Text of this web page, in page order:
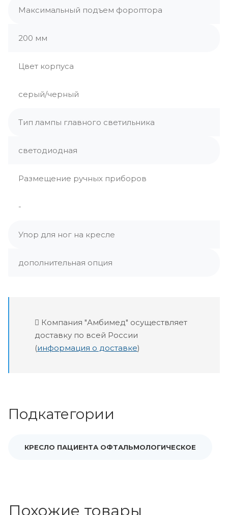
Максимальный подъем фороптора
200 мм
Цвет корпуса
серый/черный
Тип лампы главного светильника
светодиодная
Размещение ручных приборов
-
Упор для ног на кресле
дополнительная опция
Компания "Амбимед" осуществляет
доставку по всей России
(информация о доставке)
Подкатегории
КРЕСЛО ПАЦИЕНТА ОФТАЛЬМОЛОГИЧЕСКОЕ
Похожие товары